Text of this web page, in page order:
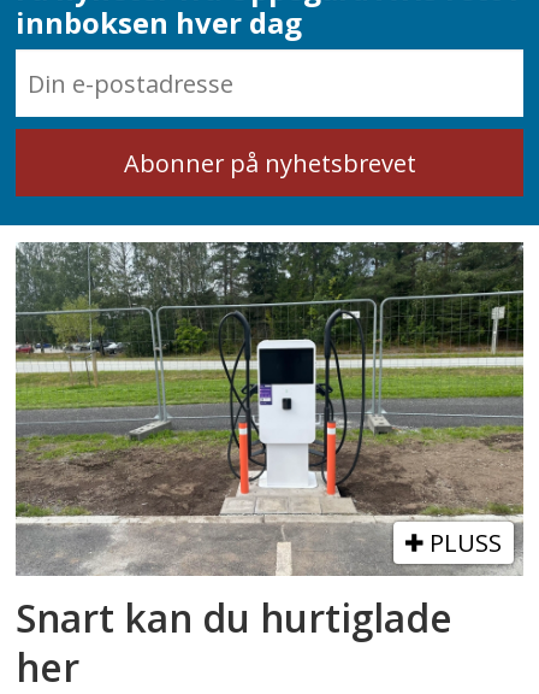
innboksen hver dag
PLUSS
Snart kan du hurtiglade
her